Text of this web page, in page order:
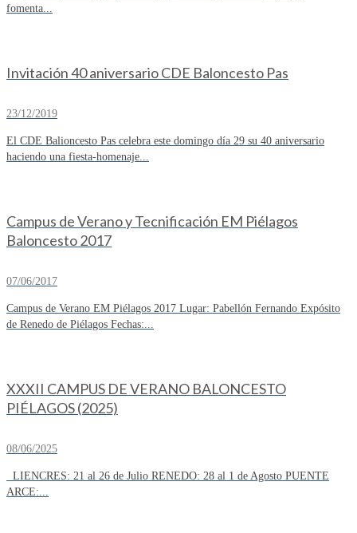
fomenta...
Invitación 40 aniversario CDE Baloncesto Pas
23/12/2019
El CDE Balioncesto Pas celebra este domingo día 29 su 40 aniversario
haciendo una fiesta-homenaje...
Campus de Verano y Tecnificación EM Piélagos
Baloncesto 2017
07/06/2017
Campus de Verano EM Piélagos 2017 Lugar: Pabellón Fernando Expósito
de Renedo de Piélagos Fechas:...
XXXII CAMPUS DE VERANO BALONCESTO
PIÉLAGOS (2025)
08/06/2025
LIENCRES: 21 al 26 de Julio RENEDO: 28 al 1 de Agosto PUENTE
ARCE:...